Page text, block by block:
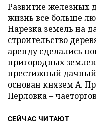
Развитие железных
жизнь все больше
Нарезка земель на
строительство
аренду сделались
пригородных
престижный дачный
основан князем А.
Перловка –
СЕЙЧАС ЧИТАЮТ